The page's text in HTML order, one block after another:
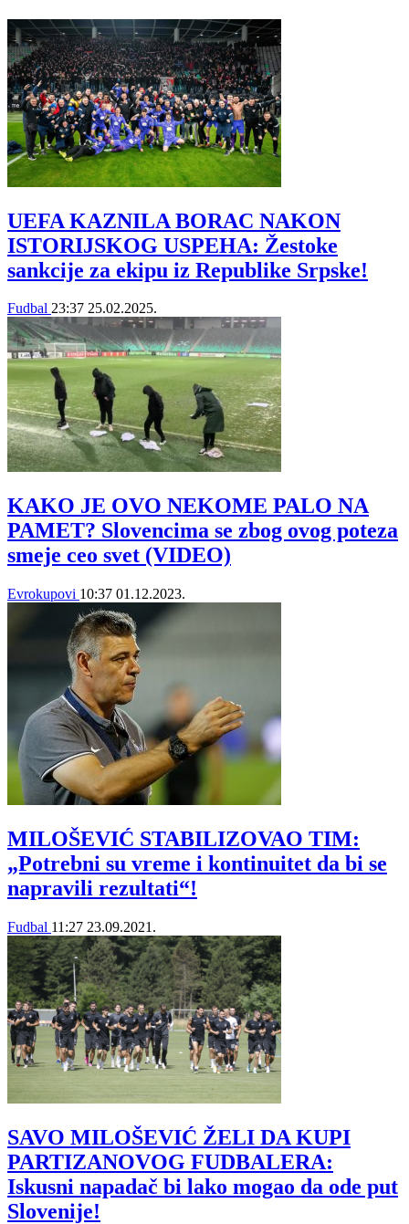
UEFA KAZNILA BORAC NAKON
ISTORIJSKOG USPEHA: Žestoke
sankcije za ekipu iz Republike Srpske!
Fudbal 23:37 25.02.2025.
KAKO JE OVO NEKOME PALO NA
PAMET? Slovencima se zbog ovog poteza
smeje ceo svet (VIDEO)
Evrokupovi 10:37 01.12.2023.
MILOŠEVIĆ STABILIZOVAO TIM:
„Potrebni su vreme i kontinuitet da bi se
napravili rezultati“!
Fudbal 11:27 23.09.2021.
SAVO MILOŠEVIĆ ŽELI DA KUPI
PARTIZANOVOG FUDBALERA:
Iskusni napadač bi lako mogao da ode put
Slovenije!